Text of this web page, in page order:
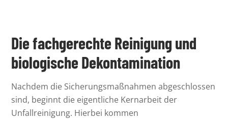
Die fachgerechte Reinigung und
biologische Dekontamination
Nachdem die Sicherungsmaßnahmen abgeschlossen
sind, beginnt die eigentliche Kernarbeit der
Unfallreinigung. Hierbei kommen